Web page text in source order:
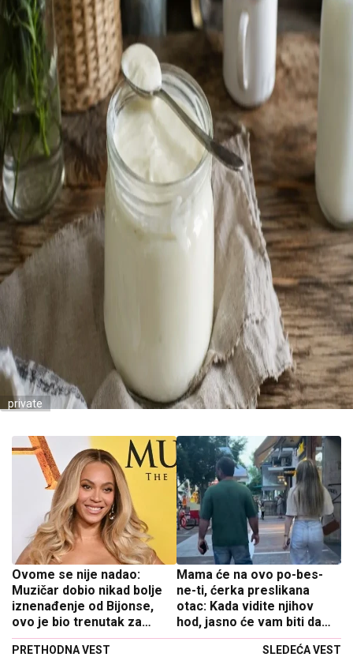
private
Ovome se nije nadao:
Muzičar dobio nikad bolje
iznenađenje od Bijonse,
ovo je bio trenutak za
pamćenje
PRETHODNA VEST
Mama će na ovo po-bes-
ne-ti, ćerka preslikana
otac: Kada vidite njihov
hod, jasno će vam biti da
krv nije voda
SLEDEĆA VEST